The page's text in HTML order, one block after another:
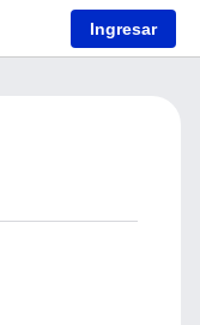
Ingresar